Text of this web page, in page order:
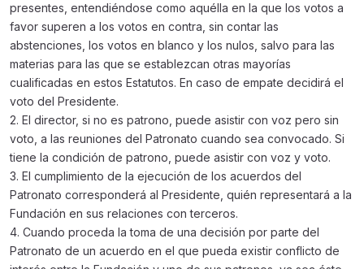
presentes, entendiéndose como aquélla en la que los votos a
favor superen a los votos en contra, sin contar las
abstenciones, los votos en blanco y los nulos, salvo para las
materias para las que se establezcan otras mayorías
cualificadas en estos Estatutos. En caso de empate decidirá el
voto del Presidente.
2. El director, si no es patrono, puede asistir con voz pero sin
voto, a las reuniones del Patronato cuando sea convocado. Si
tiene la condición de patrono, puede asistir con voz y voto.
3. El cumplimiento de la ejecución de los acuerdos del
Patronato corresponderá al Presidente, quién representará a la
Fundación en sus relaciones con terceros.
4. Cuando proceda la toma de una decisión por parte del
Patronato de un acuerdo en el que pueda existir conflicto de